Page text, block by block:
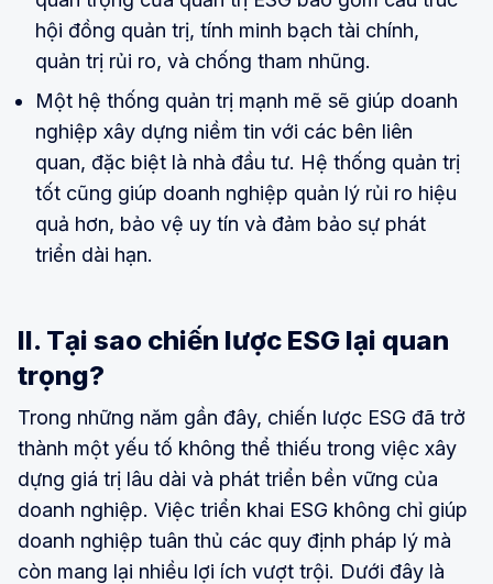
hội đồng quản trị, tính minh bạch tài chính,
quản trị rủi ro, và chống tham nhũng.
Một hệ thống quản trị mạnh mẽ sẽ giúp doanh
nghiệp xây dựng niềm tin với các bên liên
quan, đặc biệt là nhà đầu tư. Hệ thống quản trị
tốt cũng giúp doanh nghiệp quản lý rủi ro hiệu
quả hơn, bảo vệ uy tín và đảm bảo sự phát
triển dài hạn.
II. Tại sao chiến lược ESG lại quan
trọng?
Trong những năm gần đây, chiến lược ESG đã trở
thành một yếu tố không thể thiếu trong việc xây
dựng giá trị lâu dài và phát triển bền vững của
doanh nghiệp. Việc triển khai ESG không chỉ giúp
doanh nghiệp tuân thủ các quy định pháp lý mà
còn mang lại nhiều lợi ích vượt trội. Dưới đây là